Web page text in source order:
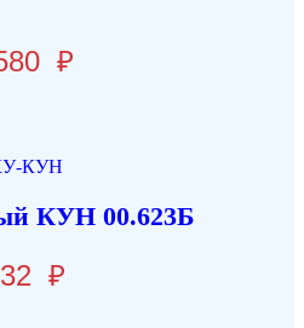
₽
КУН 00.623Б
32 ₽